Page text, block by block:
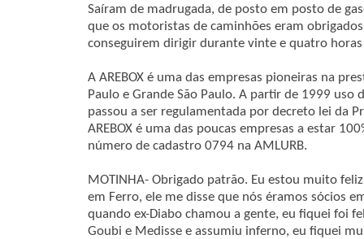
Saíram de madrugada, de posto em posto de
que os motoristas de caminhões eram
conseguirem dirigir durante vinte e quatro
A AREBOX é uma das empresas pioneiras na
Paulo e Grande São Paulo. A partir de 1999 uso
passou a ser regulamentada por decreto lei da
AREBOX é uma das poucas empresas a estar
número de cadastro 0794 na AMLURB.
MOTINHA- Obrigado patrão. Eu estou muito
em Ferro, ele me disse que nós éramos sócios
quando ex-Diabo chamou a gente, eu fiquei foi
Goubi e Medisse e assumiu inferno, eu fiquei